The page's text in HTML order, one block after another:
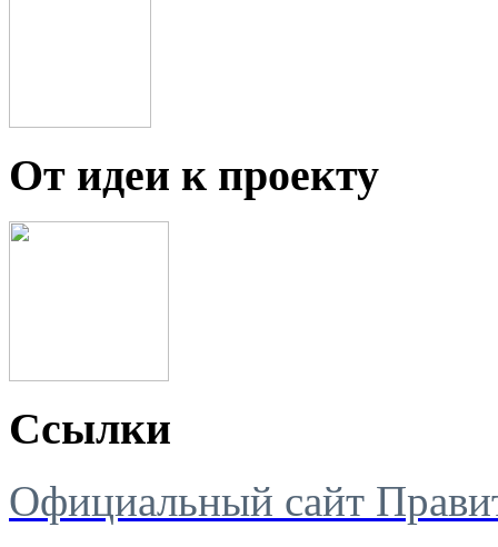
От идеи к проекту
Ссылки
Официальный сайт